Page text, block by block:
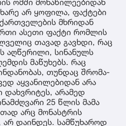
არ ყოფილა, ფაქტები
მხრიდან
ასეთი ფაქტი რომლის
თავად გავხდი, რაც
აღწერილი, სინანულს
მაწუხებს. რაც
თუნდაც შრომა-
აყვანილებიდან არა
არამედ
25 წლის მამა
არც მონასტრის
არ დაინდეს. სამწუხაროდ